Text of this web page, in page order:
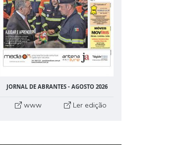
JORNAL DE ABRANTES - AGOSTO 2026
www Ler edição